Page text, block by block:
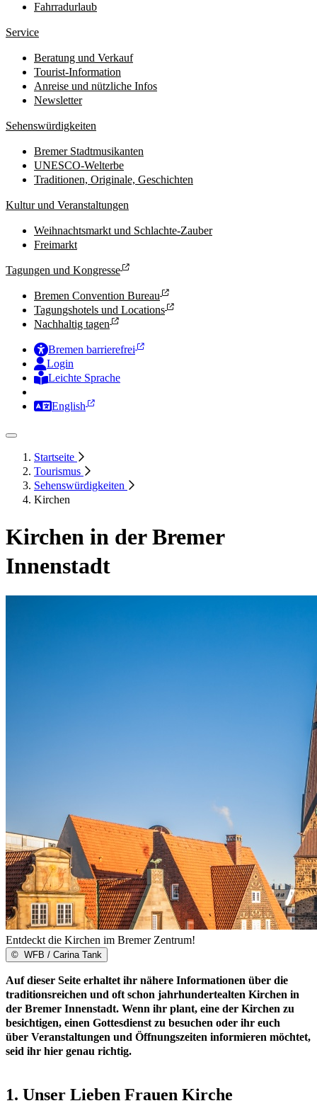
Fahrradurlaub
Service
Beratung und Verkauf
Tourist-Information
Anreise und nützliche Infos
Newsletter
Sehenswürdigkeiten
Bremer Stadtmusikanten
UNESCO-Welterbe
Traditionen, Originale, Geschichten
Kultur und Veranstaltungen
Weihnachtsmarkt und Schlachte-Zauber
Freimarkt
Tagungen und Kongresse
Bremen Convention Bureau
Tagungshotels und Locations
Nachhaltig tagen
Bremen barrierefrei
Login
Leichte Sprache
English
Startseite
Tourismus
Sehenswürdigkeiten
Kirchen
Kirchen in der Bremer
Innenstadt
Entdeckt die Kirchen im Bremer Zentrum!
© WFB / Carina Tank
Auf dieser Seite erhaltet ihr nähere Informationen über die
traditionsreichen und oft schon jahrhundertealten Kirchen in
der Bremer Innenstadt. Wenn ihr plant, eine der Kirchen zu
besichtigen, einen Gottesdienst zu besuchen oder ihr euch
über Veranstaltungen und Öffnungszeiten informieren möchtet,
seid ihr hier genau richtig.
1. Unser Lieben Frauen Kirche